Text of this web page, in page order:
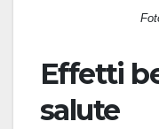
Effetti
salute